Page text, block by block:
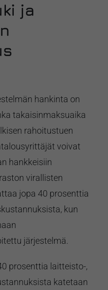
ja
hankinta on
takaisinmaksuaika
rahoitustuen
voivat
hankkeisiin
virallisten
jopa 40 prosenttia
kun
järjestelmä.
prosenttia laitteisto-,
katetaan